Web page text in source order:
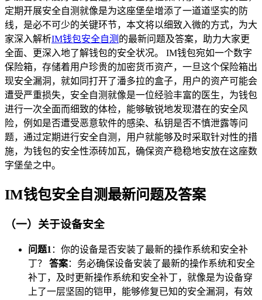
定期开展安全自测就像是为这座堡垒增添了一道道坚实的防
线，是必不可少的关键环节，本文将以细致入微的方式，为大
家深入解析IM钱包安全自测 的最新问题及答案，助力大家更
全面、更深入地了解钱包的安全状况。 IM钱包宛如一个数字
保险箱，存储着用户珍贵的加密货币资产，一旦这个保险箱出
现安全漏洞，就如同打开了潘多拉的盒子，用户的资产可能会
遭受严重损失，安全自测就像是一位经验丰富的医生，为钱包
进行一次全面而细致的体检，能够敏锐地发现潜在的安全风
险，例如是否遭受恶意软件的感染、私钥是否不慎泄露等问
题，通过定期进行安全自测，用户就能够及时采取针对性的措
施，为钱包的安全性添砖加瓦，确保资产稳稳地安放在这座数
字堡垒之中。
IM钱包安全自测最新问题及答案
（一）关于设备安全
问题1 ：你的设备是否安装了最新的操作系统和安全补
丁？ 答案：务必确保设备安装了最新的操作系统和安全
补丁，及时更新操作系统和安全补丁，就像是为设备穿
上了一层坚固的铠甲，能够修复已知的安全漏洞，有效